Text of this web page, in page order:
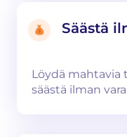
Säästä
Löydä mahtavia
säästä ilman